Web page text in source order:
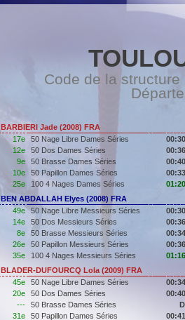
Code de la
BARBIERI Jade (2008) FRA
17e
50 Nage Libre Dames Séries
12e
50 Dos Dames Séries
9e
50 Brasse Dames Séries
10e
50 Papillon Dames Séries
25e
100 4 Nages Dames Séries
BEN ABDALLAH Elyes (2008) FRA
49e
50 Nage Libre Messieurs Séries
14e
50 Dos Messieurs Séries
8e
50 Brasse Messieurs Séries
26e
50 Papillon Messieurs Séries
35e
100 4 Nages Messieurs Séries
BLADER-DUFOURCQ Lola (2009) FRA
45e
50 Nage Libre Dames Séries
20e
50 Dos Dames Séries
---
50 Brasse Dames Séries
31e
50 Papillon Dames Séries